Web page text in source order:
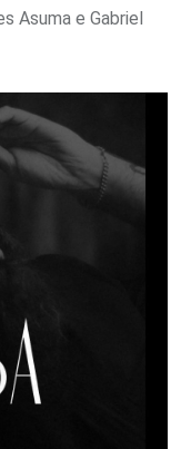
Asuma e Gabriel